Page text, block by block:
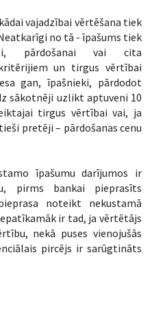
vajadzībai vērtēšana tiek
no tā - īpašums tiek
pārdošanai vai cita
un tirgus vērtībai
gan, īpašnieki, pārdodot
sākotnēji uzlikt aptuveni 10
tirgus vērtībai vai, ja
pretēji – pārdošanas cenu
īpašumu darījumos ir
pirms bankai pieprasīts
noteikt nekustamā
ir tad, ja vērtētājs
nekā puses vienojušās
pircējs ir sarūgtināts